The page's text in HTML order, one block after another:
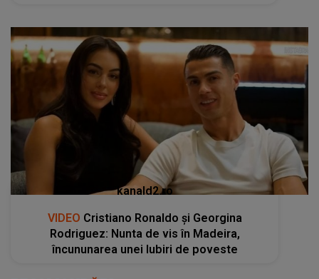
kanald2.ro
VIDEO Cristiano Ronaldo și Georgina
Rodriguez: Nunta de vis în Madeira,
încununarea unei Iubiri de poveste